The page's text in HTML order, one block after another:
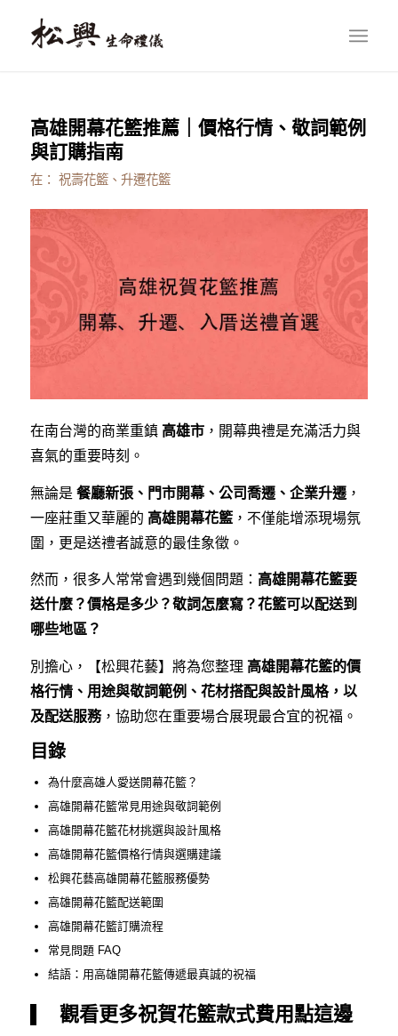
高雄開幕花籃推薦｜價格行情、敬詞範例
與訂購指南
在： 祝壽花籃、升遷花籃
在南台灣的商業重鎮 高雄市，開幕典禮是充滿活力與
喜氣的重要時刻。
無論是 餐廳新張、門市開幕、公司喬遷、企業升遷，
一座莊重又華麗的 高雄開幕花籃，不僅能增添現場氛
圍，更是送禮者誠意的最佳象徵。
然而，很多人常常會遇到幾個問題： 高雄開幕花籃要
送什麼？價格是多少？敬詞怎麼寫？花籃可以配送到
哪些地區？
別擔心，【松興花藝】將為您整理 高雄開幕花籃的價
格行情、用途與敬詞範例、花材搭配與設計風格，以
及配送服務，協助您在重要場合展現最合宜的祝福。
目錄
為什麼高雄人愛送開幕花籃？
高雄開幕花籃常見用途與敬詞範例
高雄開幕花籃花材挑選與設計風格
高雄開幕花籃價格行情與選購建議
松興花藝高雄開幕花籃服務優勢
高雄開幕花籃配送範圍
高雄開幕花籃訂購流程
常見問題 FAQ
結語：用高雄開幕花籃傳遞最真誠的祝福
觀看更多祝賀花籃款式費用點這邊